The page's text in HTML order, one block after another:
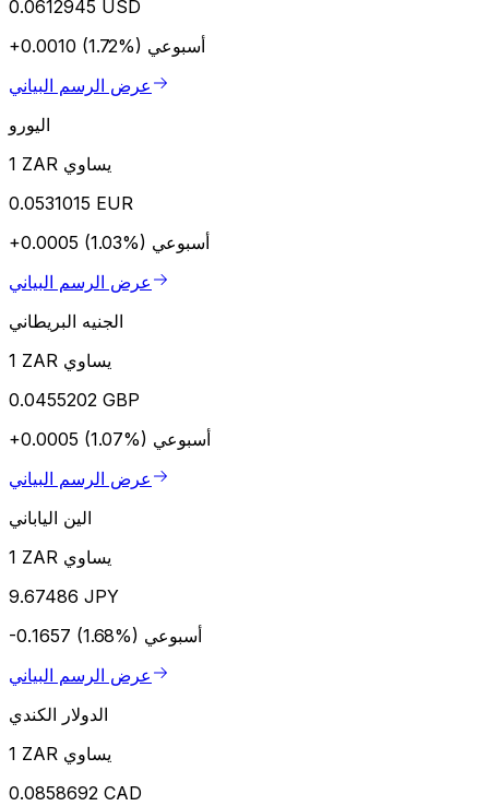
0.0612945 USD
+0.0010 (1.72%) أسبوعي
عرض الرسم البياني
اليورو
1 ZAR يساوي
0.0531015 EUR
+0.0005 (1.03%) أسبوعي
عرض الرسم البياني
الجنيه البريطاني
1 ZAR يساوي
0.0455202 GBP
+0.0005 (1.07%) أسبوعي
عرض الرسم البياني
الين الياباني
1 ZAR يساوي
9.67486 JPY
-0.1657 (1.68%) أسبوعي
عرض الرسم البياني
الدولار الكندي
1 ZAR يساوي
0.0858692 CAD